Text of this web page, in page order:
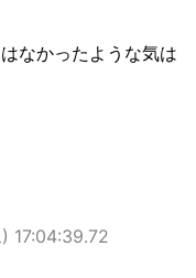
なかったような気は
17:04:39.72